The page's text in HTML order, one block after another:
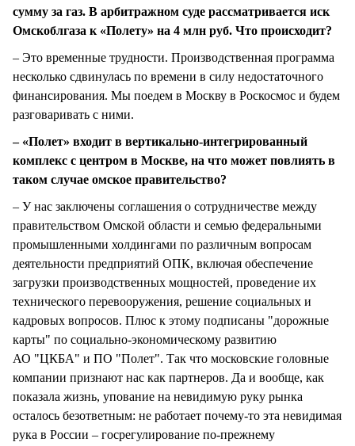
сумму за газ. В арбитражном суде рассматривается иск
Омскоблгаза к «Полету» на 4 млн руб. Что происходит?
– Это временные трудности. Производственная программа
несколько сдвинулась по времени в силу недостаточного
финансирования. Мы поедем в Москву в Роскосмос и будем
разговаривать с ними.
– «Полет» входит в вертикально-интегрированный
комплекс с центром в Москве, на что может повлиять в
таком случае омское правительство?
– У нас заключены соглашения о сотрудничестве между
правительством Омской области и семью федеральными
промышленными холдингами по различным вопросам
деятельности предприятий ОПК, включая обеспечение
загрузки производственных мощностей, проведение их
технического перевооружения, решение социальных и
кадровых вопросов. Плюс к этому подписаны "дорожные
карты" по социально-экономическому развитию
АО "ЦКБА" и ПО "Полет". Так что московские головные
компании признают нас как партнеров. Да и вообще, как
показала жизнь, упование на невидимую руку рынка
осталось безответным: не работает почему-то эта невидимая
рука в России – госрегулирование по-прежнему